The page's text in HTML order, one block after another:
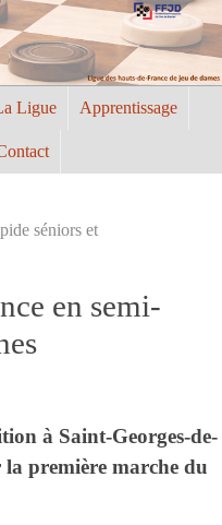
Ligue Apprentissage
séniors et
en semi-
à Saint-Georges-de-
première marche du